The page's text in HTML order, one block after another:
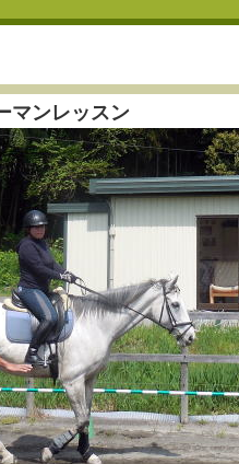
マンレッスン